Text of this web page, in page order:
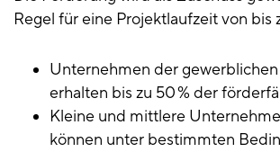
Regel für eine Projektlaufzeit von bis
Unternehmen der
erhalten bis zu 50 % der
Kleine und mittlere
können unter bestimmten